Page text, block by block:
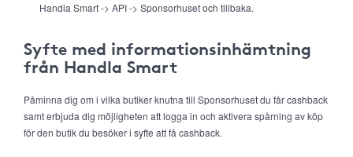
Handla Smart -> API -> Sponsorhuset och tillbaka.
Syfte med informationsinhämtning
från Handla Smart
Påminna dig om i vilka butiker knutna till Sponsorhuset du får cashback
samt erbjuda dig möjligheten att logga in och aktivera spårning av köp
för den butik du besöker i syfte att få cashback.